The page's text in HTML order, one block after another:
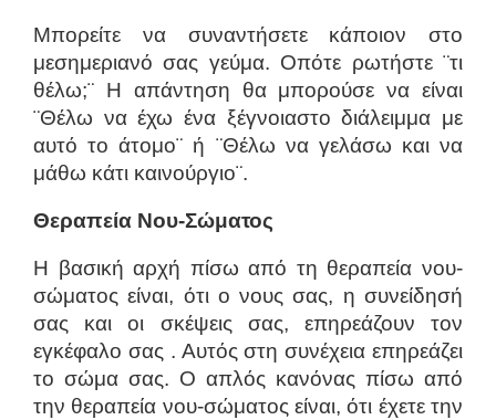
Μπορείτε να συναντήσετε κάποιον στο
μεσημεριανό σας γεύμα. Οπότε ρωτήστε ¨τι
θέλω;¨ Η απάντηση θα μπορούσε να είναι
¨Θέλω να έχω ένα ξέγνοιαστο διάλειμμα με
αυτό το άτομο¨ ή ¨Θέλω να γελάσω και να
μάθω κάτι καινούργιο¨.
Θεραπεία Νου-Σώματος
Η βασική αρχή πίσω από τη θεραπεία νου-
σώματος είναι, ότι ο νους σας, η συνείδησή
σας και οι σκέψεις σας, επηρεάζουν τον
εγκέφαλο σας . Αυτός στη συνέχεια επηρεάζει
το σώμα σας. Ο απλός κανόνας πίσω από
την θεραπεία νου-σώματος είναι, ότι έχετε την